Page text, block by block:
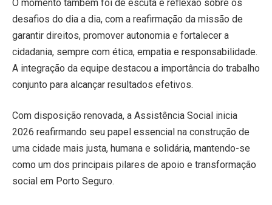
O momento também foi de escuta e reflexão sobre os
desafios do dia a dia, com a reafirmação da missão de
garantir direitos, promover autonomia e fortalecer a
cidadania, sempre com ética, empatia e responsabilidade.
A integração da equipe destacou a importância do trabalho
conjunto para alcançar resultados efetivos.
Com disposição renovada, a Assistência Social inicia
2026 reafirmando seu papel essencial na construção de
uma cidade mais justa, humana e solidária, mantendo-se
como um dos principais pilares de apoio e transformação
social em Porto Seguro.